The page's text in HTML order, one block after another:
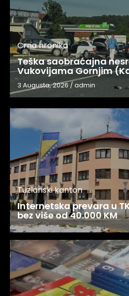
Crna hronika
Teška saobraćajna
Vukovijama Gornjim
3 Augusta, 2026/admin
Tuzlanski kanton
Internetska prevara u
bez više od 40.000 KM